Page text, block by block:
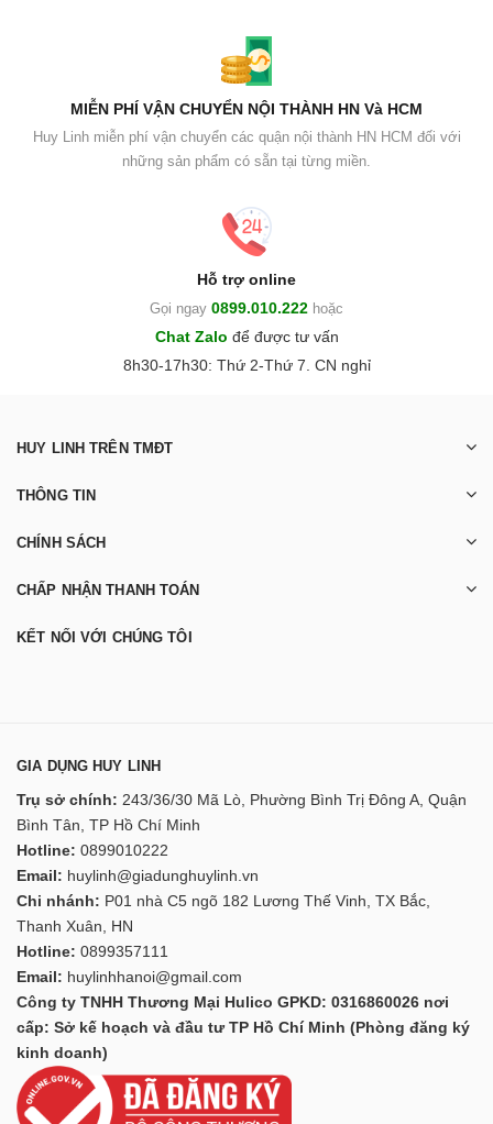
MIỄN PHÍ VẬN CHUYỂN NỘI THÀNH HN Và HCM
Huy Linh miễn phí vận chuyển các quận nội thành HN HCM đối với
những sản phẩm có sẵn tại từng miền.
Hỗ trợ online
Gọi ngay 0899.010.222 hoặc
Chat Zalo để được tư vấn
8h30-17h30: Thứ 2-Thứ 7. CN nghỉ
HUY LINH TRÊN TMĐT
THÔNG TIN
CHÍNH SÁCH
CHẤP NHẬN THANH TOÁN
KẾT NỐI VỚI CHÚNG TÔI
GIA DỤNG HUY LINH
Trụ sở chính: 243/36/30 Mã Lò, Phường Bình Trị Đông A, Quận
Bình Tân, TP Hồ Chí Minh
Hotline: 0899010222
Email: huylinh@giadunghuylinh.vn
Chi nhánh: P01 nhà C5 ngõ 182 Lương Thế Vinh, TX Bắc,
Thanh Xuân, HN
Hotline: 0899357111
Email: huylinhhanoi@gmail.com
Công ty TNHH Thương Mại Hulico GPKD: 0316860026 nơi
cấp: Sở kế hoạch và đầu tư TP Hồ Chí Minh (Phòng đăng ký
kinh doanh)